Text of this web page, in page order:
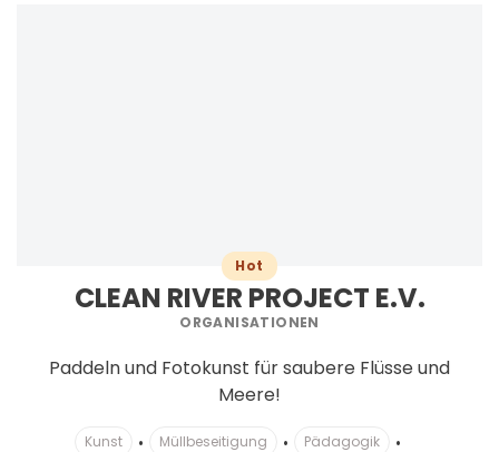
Hot
CLEAN RIVER PROJECT E.V.
ORGANISATIONEN
Paddeln und Fotokunst für saubere Flüsse und
Meere!
Kunst Müllbeseitigung Pädagogik